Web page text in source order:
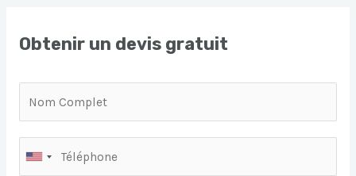
Obtenir un devis gratuit